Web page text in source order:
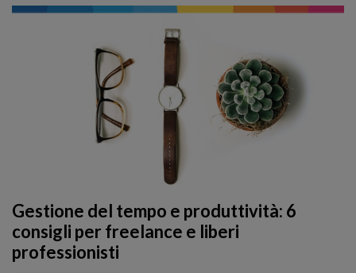
Gestione del tempo e produttività: 6
consigli per freelance e liberi
professionisti